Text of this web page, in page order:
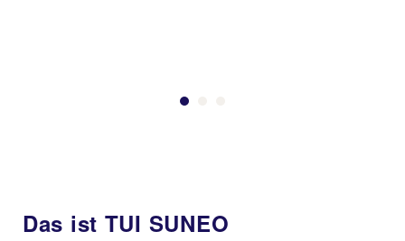
Das ist TUI SUNEO